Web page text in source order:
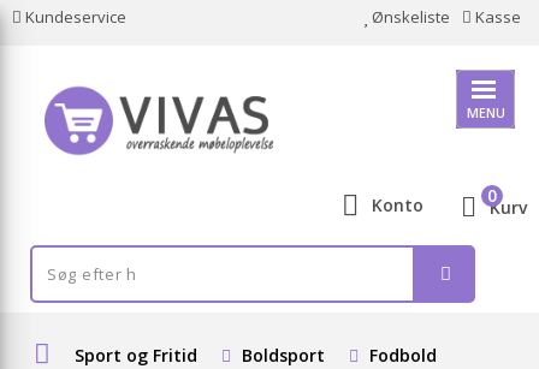
Kundeservice Ønskeliste Kasse
MENU
Konto Kurv
0
Sport og Fritid Boldsport Fodbold